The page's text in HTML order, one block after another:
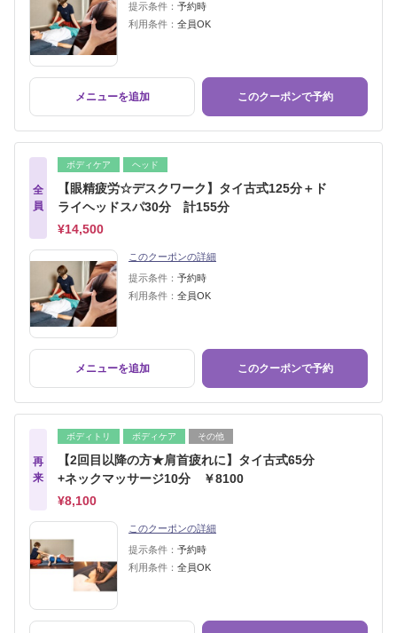
提示条件： 予約時
利用条件： 全員OK
メニューを追加 このクーポンで予約
全
員
ボディケア ヘッド
【眼精疲労☆デスクワーク】タイ古式125分＋ド
ライヘッドスパ30分 計155分
¥14,500
このクーポンの詳細
提示条件： 予約時
利用条件： 全員OK
メニューを追加 このクーポンで予約
再
来
ボディトリ ボディケア その他
【2回目以降の方★肩首疲れに】タイ古式65分
+ネックマッサージ10分 ￥8100
¥8,100
このクーポンの詳細
提示条件： 予約時
利用条件： 全員OK